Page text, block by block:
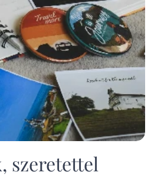
szeretettel